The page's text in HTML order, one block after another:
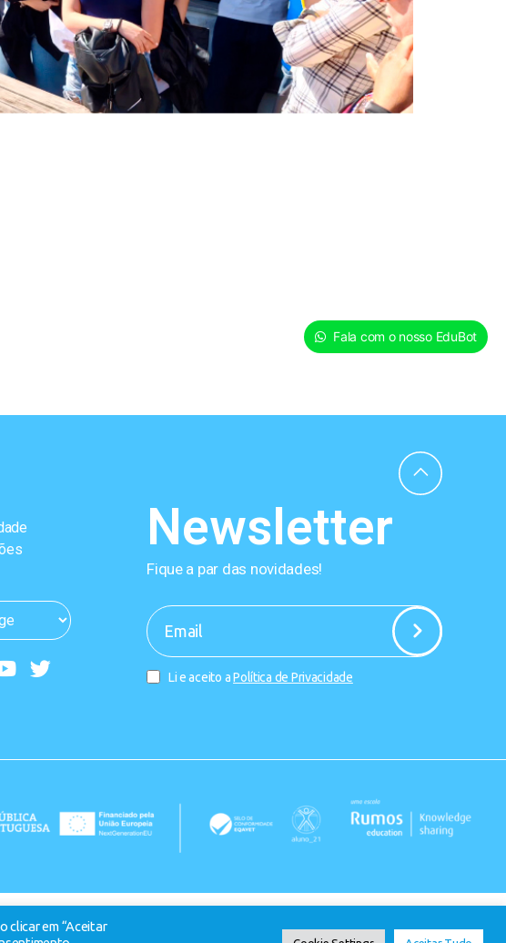
Newsletter
Fique a par das novidades!
Li e aceito aPolítica de Privacidade
-
clicar em “Aceitar
Fala com o nosso EduBot